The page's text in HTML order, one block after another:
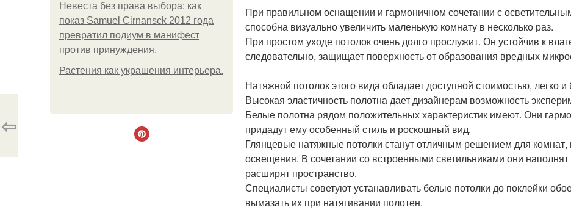
Невеста без права выбора: как
показ Samuel Cirnansck 2012 года
превратил подиум в манифест
против принуждения.
Растения как украшения интерьера.
При правильном оснащении и гармоничном сочетании с
способна визуально увеличить маленькую комнату в несколько раз.
При простом уходе потолок очень долго прослужит. Он устойчив к
следовательно, защищает поверхность от образования вредных
Натяжной потолок этого вида обладает доступной стоимостью, легко
Высокая эластичность полотна дает дизайнерам возможность
Белые полотна рядом положительных характеристик имеют. Они
придадут ему особенный стиль и роскошный вид.
Глянцевые натяжные потолки станут отличным решением для комнат,
освещения. В сочетании со встроенными светильниками они
расширят пространство.
Специалисты советуют устанавливать белые потолки до поклейки
вымазать их при натягивании полотен.
⇦